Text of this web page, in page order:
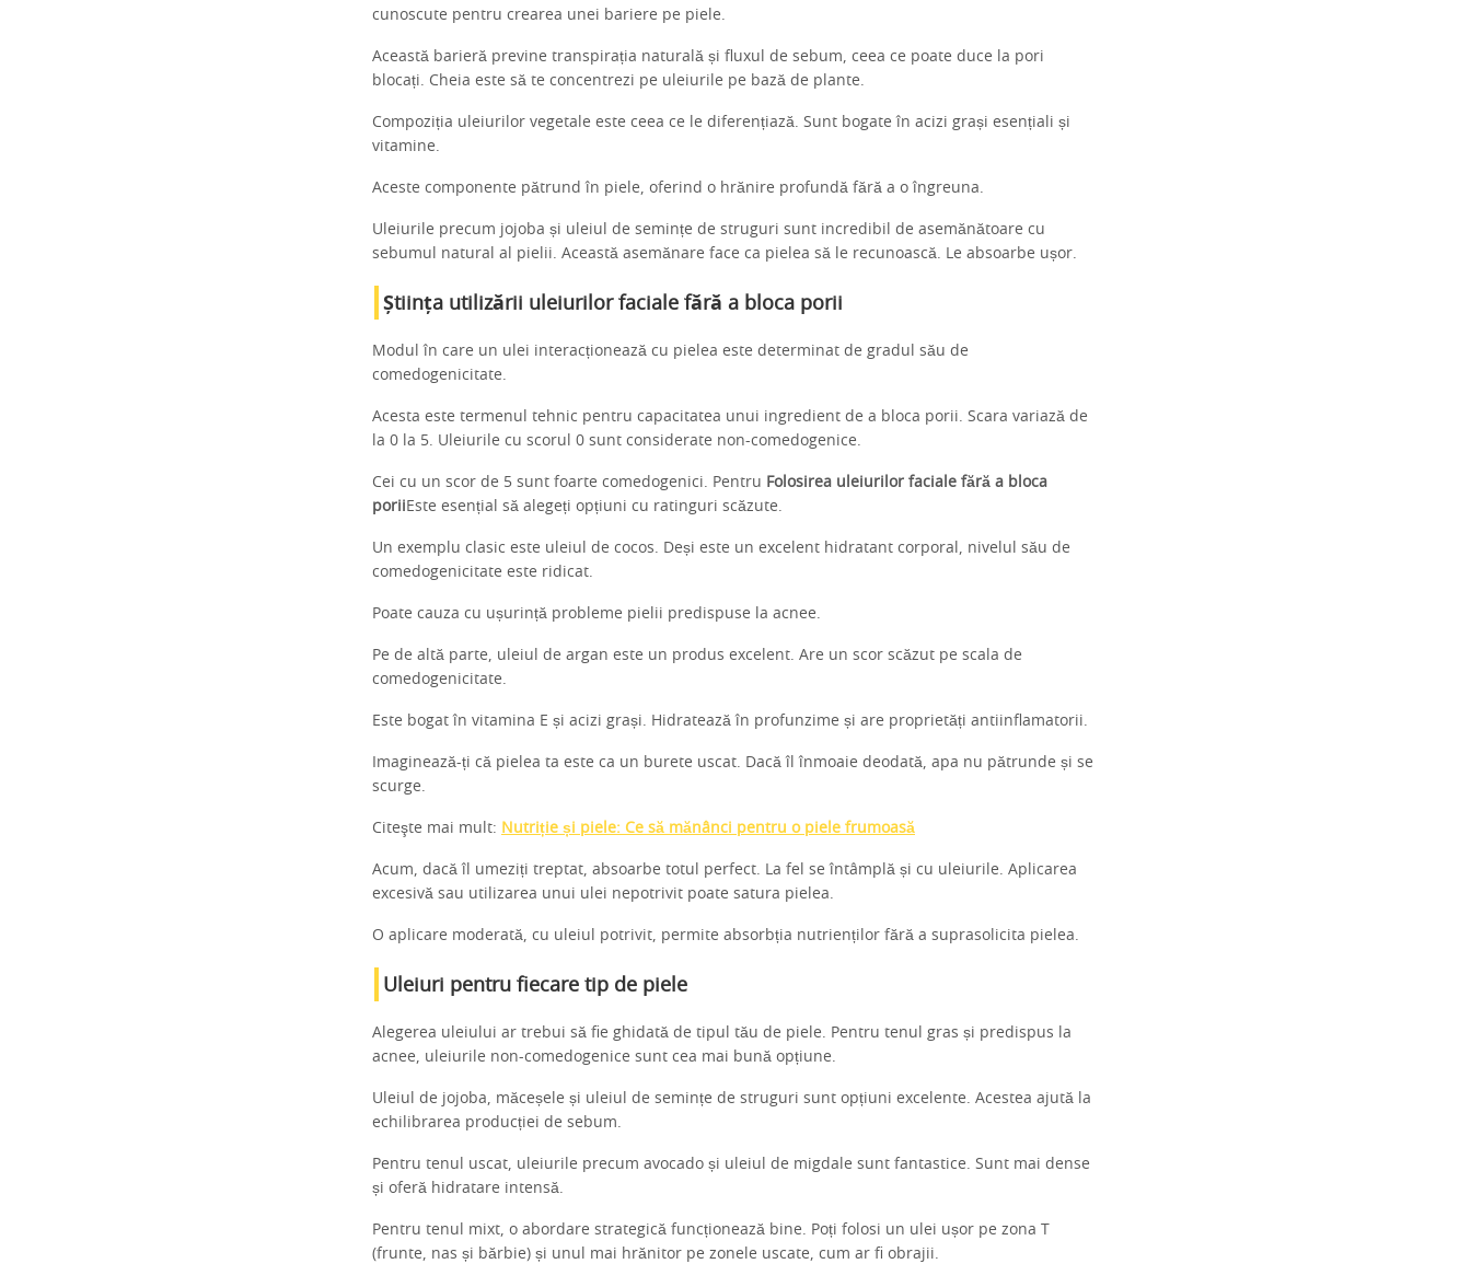
cunoscute pentru crearea unei bariere pe piele.
Această barieră previne transpirația naturală și fluxul de sebum, ceea ce poate duce la pori
blocați. Cheia este să te concentrezi pe uleiurile pe bază de plante.
Compoziția uleiurilor vegetale este ceea ce le diferențiază. Sunt bogate în acizi grași esențiali și
vitamine.
Aceste componente pătrund în piele, oferind o hrănire profundă fără a o îngreuna.
Uleiurile precum jojoba și uleiul de semințe de struguri sunt incredibil de asemănătoare cu
sebumul natural al pielii. Această asemănare face ca pielea să le recunoască. Le absoarbe ușor.
Știința utilizării uleiurilor faciale fără a bloca porii
Modul în care un ulei interacționează cu pielea este determinat de gradul său de
comedogenicitate.
Acesta este termenul tehnic pentru capacitatea unui ingredient de a bloca porii. Scara variază de
la 0 la 5. Uleiurile cu scorul 0 sunt considerate non-comedogenice.
Cei cu un scor de 5 sunt foarte comedogenici. Pentru Folosirea uleiurilor faciale fără a bloca
porii Este esențial să alegeți opțiuni cu ratinguri scăzute.
Un exemplu clasic este uleiul de cocos. Deși este un excelent hidratant corporal, nivelul său de
comedogenicitate este ridicat.
Poate cauza cu ușurință probleme pielii predispuse la acnee.
Pe de altă parte, uleiul de argan este un produs excelent. Are un scor scăzut pe scala de
comedogenicitate.
Este bogat în vitamina E și acizi grași. Hidratează în profunzime și are proprietăți antiinflamatorii.
Imaginează-ți că pielea ta este ca un burete uscat. Dacă îl înmoaie deodată, apa nu pătrunde și se
scurge.
Citeşte mai mult: Nutriție și piele: Ce să mănânci pentru o piele frumoasă
Acum, dacă îl umeziți treptat, absoarbe totul perfect. La fel se întâmplă și cu uleiurile. Aplicarea
excesivă sau utilizarea unui ulei nepotrivit poate satura pielea.
O aplicare moderată, cu uleiul potrivit, permite absorbția nutrienților fără a suprasolicita pielea.
Uleiuri pentru fiecare tip de piele
Alegerea uleiului ar trebui să fie ghidată de tipul tău de piele. Pentru tenul gras și predispus la
acnee, uleiurile non-comedogenice sunt cea mai bună opțiune.
Uleiul de jojoba, măceșele și uleiul de semințe de struguri sunt opțiuni excelente. Acestea ajută la
echilibrarea producției de sebum.
Pentru tenul uscat, uleiurile precum avocado și uleiul de migdale sunt fantastice. Sunt mai dense
și oferă hidratare intensă.
Pentru tenul mixt, o abordare strategică funcționează bine. Poți folosi un ulei ușor pe zona T
(frunte, nas și bărbie) și unul mai hrănitor pe zonele uscate, cum ar fi obrajii.